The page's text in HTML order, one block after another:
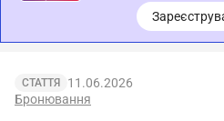
СТАТТЯ
Бронювання
11.06.2026